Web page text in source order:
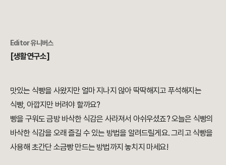
Editor 유니버스
[생활연구소]
맛있는 식빵을 사왔지만 얼마 지나지 않아 딱딱해지고 푸석해지는
식빵, 아깝지만 버려야 할까요?
빵을 구워도 금방 바삭한 식감은 사라져서 아쉬우셨죠? 오늘은 식빵의
바삭한 식감을 오래 즐길 수 있는 방법을 알려드릴게요. 그리고 식빵을
사용해 초간단 소금빵 만드는 방법까지 놓치지 마세요!